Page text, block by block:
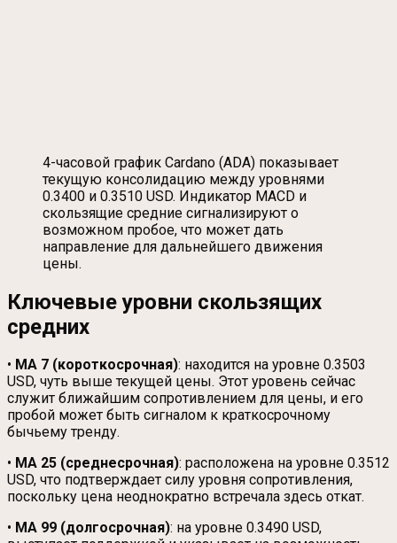
4-часовой график Cardano (ADA) показывает
текущую консолидацию между уровнями
0.3400 и 0.3510 USD. Индикатор MACD и
скользящие средние сигнализируют о
возможном пробое, что может дать
направление для дальнейшего движения
цены.
Ключевые уровни скользящих
средних
• MA 7 (короткосрочная): находится на уровне 0.3503
USD, чуть выше текущей цены. Этот уровень сейчас
служит ближайшим сопротивлением для цены, и его
пробой может быть сигналом к краткосрочному
бычьему тренду.
• MA 25 (среднесрочная): расположена на уровне 0.3512
USD, что подтверждает силу уровня сопротивления,
поскольку цена неоднократно встречала здесь откат.
• MA 99 (долгосрочная): на уровне 0.3490 USD,